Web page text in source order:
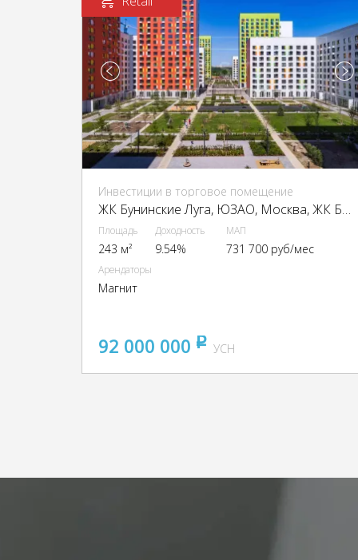
Инвестиции в торговое помещение
ЖК Бунинские Луга, ЮЗАО, Москва, ЖК Бунинские Луга, к3.8.1
Площадь
243 м²
Доходность
9.54%
МАП
731 700 руб/мес
Арендаторы
Магнит
92 000 000 pуб
УСН